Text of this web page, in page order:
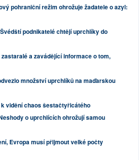
pohraniční režim ohrožuje žadatele o azyl:
podnikatelé chtějí uprchlíky do
zastaralé a zavádějící informace o tom,
množství uprchlíků na maďarskou
vidění chaos šestačtyřicátého
o uprchlících ohrožují samou
Evropa musí přijmout velké počty